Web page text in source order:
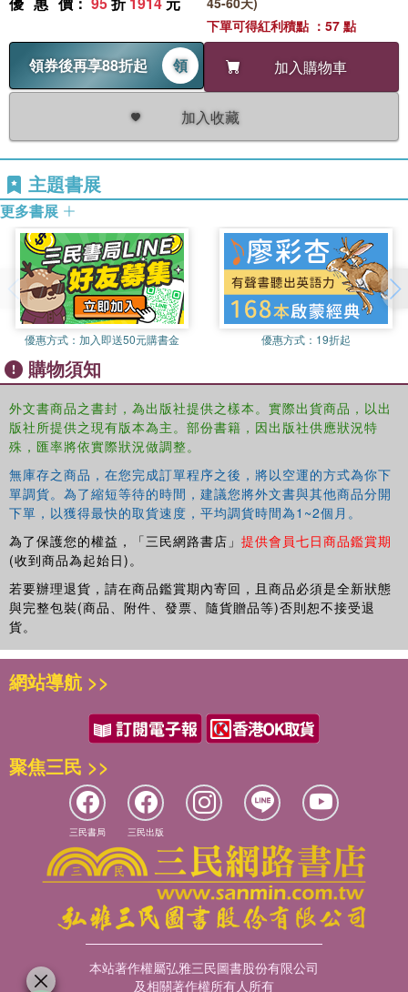
領券後再享88折起 領 加入購物車
加入收藏
下單可得紅利積點 ：57 點
主題書展
更多書展
優惠方式： 加入即送50元購書金 優惠方式： 19折起
購物須知
外文書商品之書封，為出版社提供之樣本。實際出貨商品，以出
版社所提供之現有版本為主。部份書籍，因出版社供應狀況特
殊，匯率將依實際狀況做調整。
無庫存之商品，在您完成訂單程序之後，將以空運的方式為你下
單調貨。為了縮短等待的時間，建議您將外文書與其他商品分開
下單，以獲得最快的取貨速度，平均調貨時間為1~2個月。
為了保護您的權益，「三民網路書店」 提供會員七日商品鑑賞期
(收到商品為起始日)。
若要辦理退貨，請在商品鑑賞期內寄回，且商品必須是全新狀態
與完整包裝(商品、附件、發票、隨貨贈品等)否則恕不接受退
貨。
網站導航 >>
聚焦三民 >>
三民書局 三民出版
本站著作權屬弘雅三民圖書股份有限公司
及相關著作權所有人所有